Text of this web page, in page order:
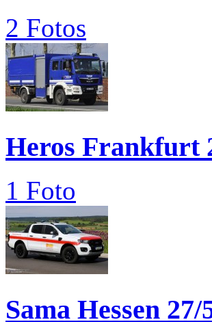
2 Fotos
Heros Frankfurt
1 Foto
Sama Hessen 27/